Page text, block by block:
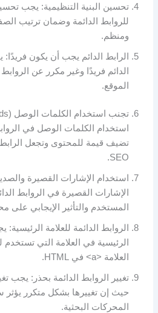
تحسين البنية التنظيمية: يجب
للروابط الدائمة وضمان ترتيب
ومنظم.
الرابط الدائم يجب أن يكون
الدائم فريدًا وغير مكرر عن
الموقع.
استخدام الكلمات الوصل في
تضيف قيمة للمحتوى وتجعل الرابط
SEO.
الإشارات القصيرة في الروابط
المستخدم والتأثير الإيجابي على
الروابط الدائمة للعلامة
الرئيسية في العلامة التي تستخدم
العلامة <a> في HTML.
تغيير الروابط الدائمة بحذر: يجب
حيث إن تغييرها بشكل متكرر
المحركات البحثية.